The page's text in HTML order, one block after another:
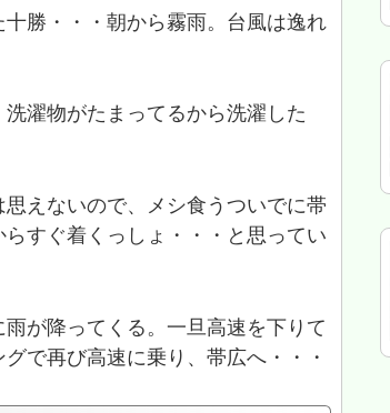
勝・・・朝から霧雨。台風は逸れ
濯物がたまってるから洗濯した
えないので、メシ食うついでに帯
すぐ着くっしょ・・・と思ってい
が降ってくる。一旦高速を下りて
で再び高速に乗り、帯広へ・・・